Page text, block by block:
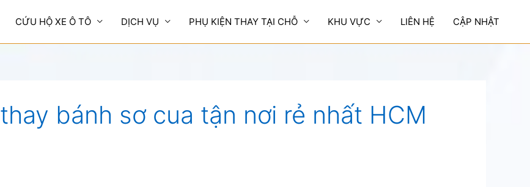
CỨU HỘ XE Ô TÔ DỊCH VỤ PHỤ KIỆN THAY TẠI CHỖ KHU VỰC LIÊN HỆ CẬP NHẬT
thay bánh sơ cua tận nơi rẻ nhất HCM